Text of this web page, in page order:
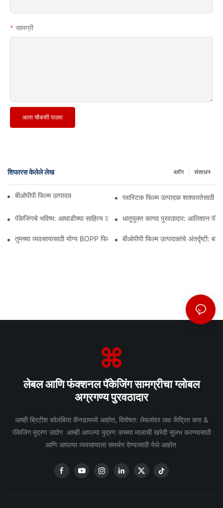
सामग्री
आता चौकशी पाठवा
शिफारस केलेले लेख संसाधन
ब्लॉग
बीओपीपी फिल्म उत्पादक: लवचिक पॅकेजिंगचा कणाप्लास्टिक फिल्म उत्पादक
पॅकेजिंगचे भविष्य: आघाडीच्या साहित्य उत्पादकांकडून अंतर्दृष्टीधातूयुक्त कागद पुरवठादार: आलिशान
तुमच्या व्यवसायासाठी योग्य BOPP फिल्म पुरवठादार निवडणे का महत्त्वाचे आहे
बीओपीपी फिल्म उत्पादकांचे अंतर्दृष्टी:
लेबल आणि फंक्शनल पॅकेजिंग सामग्रीचा ग्लोबल
अग्रगण्य पुरवठादार
आम्ही ब्रिटीश कोलंबिया कॅनडामध्ये आहोत, विशेषत: लेबलांवर लक्ष केंद्रित करा &
पॅकेजिंग मुद्रण उद्योग आम्ही आपल्या मुद्रण कच्च्या मालाची खरेदी सुलभ करण्यासाठी
आणि आपल्या व्यवसायाला समर्थन देण्यासाठी येथे आहोत